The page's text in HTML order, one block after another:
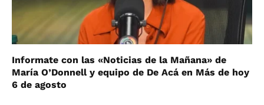
Informate con las «Noticias de la Mañana» de
María O’Donnell y equipo de De Acá en Más de hoy
6 de agosto